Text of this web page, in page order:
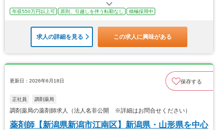
年収550万円以上可 原則、引越しを伴う転勤なし 積極採用中
求人の詳細を見る この求人に興味がある
更新日：2026年6月18日 保存する
正社員 調剤薬局
調剤薬局の薬剤師求人（法人名非公開 ※詳細はお問合せください）
薬剤師【新潟県新潟市江南区】新潟県・山形県を中心